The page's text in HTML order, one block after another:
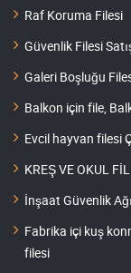
Raf Koruma Filesi
Güvenlik Filesi
Galeri Boşluğu
Balkon için file,
Evcil hayvan filesi
KREŞ VE OKUL
İnşaat Güvenlik
Fabrika içi kuş
filesi